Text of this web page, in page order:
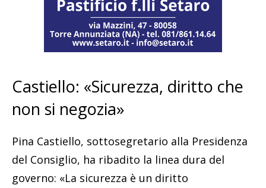
Castiello: «Sicurezza, diritto che
non si negozia»
Pina Castiello, sottosegretario alla Presidenza
del Consiglio, ha ribadito la linea dura del
governo: «La sicurezza è un diritto